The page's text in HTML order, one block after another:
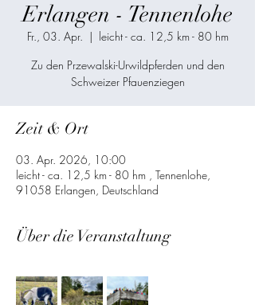
Erlangen - Tennenlohe
Fr., 03. Apr.
  |
leicht - ca. 12,5 km - 80 hm
Zu den Przewalski-Urwildpferden und den
Schweizer Pfauenziegen
Zeit & Ort
03. Apr. 2026, 10:00
leicht - ca. 12,5 km - 80 hm , Tennenlohe,
91058 Erlangen, Deutschland
Über die Veranstaltung